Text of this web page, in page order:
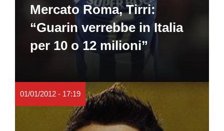
Mercato Roma, Tirri:
“Guarin verrebbe in Italia
per 10 o 12 milioni”
01/01/2012 - 17:19